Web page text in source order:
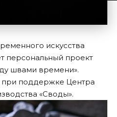
искусства
проект
швами времени».
при поддержке Центра
«Своды».